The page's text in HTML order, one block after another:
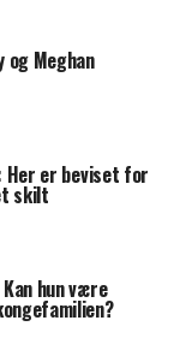
Meghan
Her er beviset for
skilt
hun være